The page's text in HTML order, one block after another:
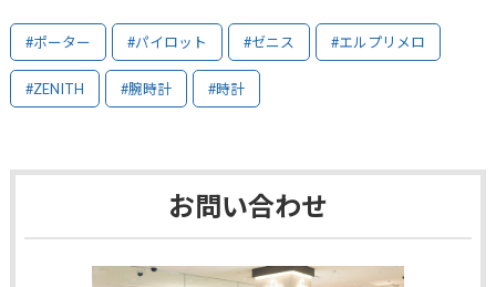
#ポーター #パイロット #ゼニス #エルプリメロ
#ZENITH #腕時計 #時計
お問い合わせ